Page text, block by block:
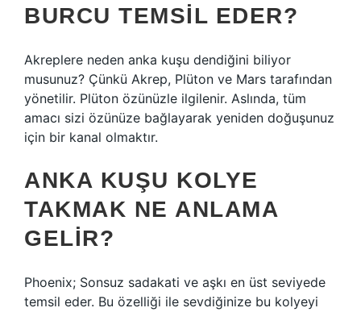
BURCU TEMSIL EDER?
Akreplere neden anka kuşu dendiğini biliyor
musunuz? Çünkü Akrep, Plüton ve Mars tarafından
yönetilir. Plüton özünüzle ilgilenir. Aslında, tüm
amacı sizi özünüze bağlayarak yeniden doğuşunuz
için bir kanal olmaktır.
ANKA KUŞU KOLYE
TAKMAK NE ANLAMA
GELIR?
Phoenix; Sonsuz sadakati ve aşkı en üst seviyede
temsil eder. Bu özelliği ile sevdiğinize bu kolyeyi